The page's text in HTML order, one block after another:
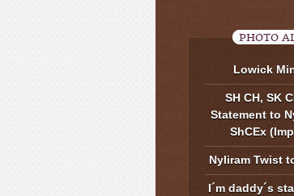
PHOTO
Lowick
SH CH, SK
Statement to
ShCEx
Nyliram Twist
I´m daddy´s